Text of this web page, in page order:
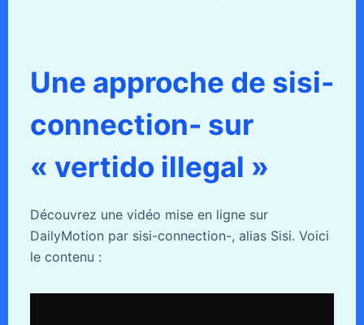
Une approche de sisi-
connection- sur
« vertido illegal »
Découvrez une vidéo mise en ligne sur
DailyMotion par sisi-connection-, alias Sisi. Voici
le contenu :